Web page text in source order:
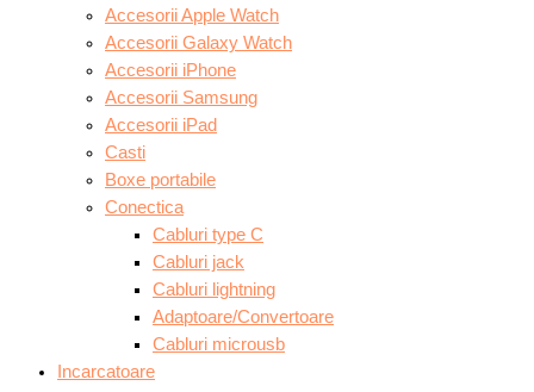
Accesorii Apple Watch
Accesorii Galaxy Watch
Accesorii iPhone
Accesorii Samsung
Accesorii iPad
Casti
Boxe portabile
Conectica
Cabluri type C
Cabluri jack
Cabluri lightning
Adaptoare/Convertoare
Cabluri microusb
Incarcatoare